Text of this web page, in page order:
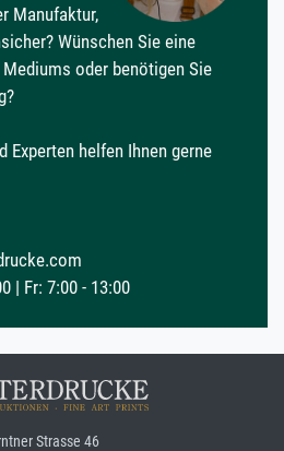
Manufaktur,
Wünschen Sie eine
oder benötigen Sie
Experten helfen Ihnen gerne
| Fr: 7:00 - 13:00
Strasse 46